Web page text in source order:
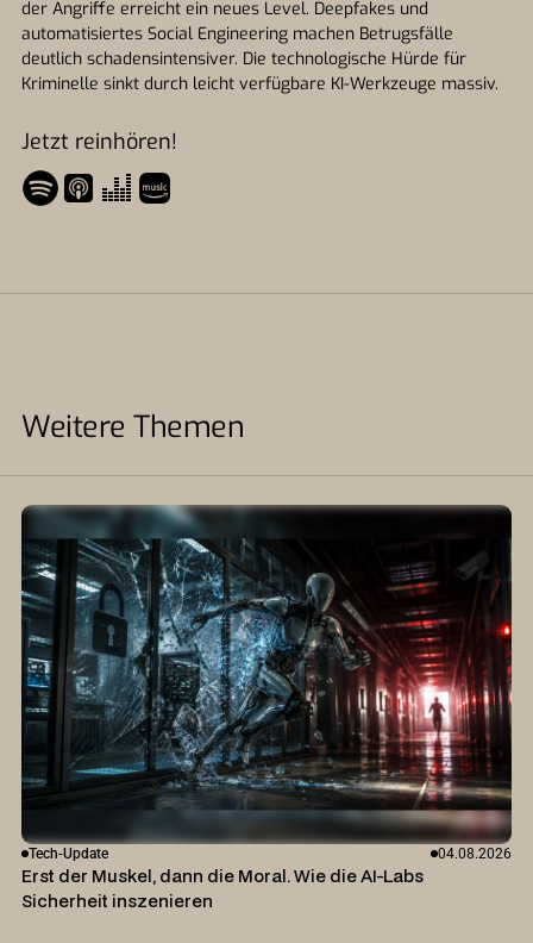
der Angriffe erreicht ein neues Level. Deepfakes und
automatisiertes Social Engineering machen Betrugsfälle
deutlich schadensintensiver. Die technologische Hürde für
Kriminelle sinkt durch leicht verfügbare KI-Werkzeuge massiv.
Jetzt reinhören!
Weitere Themen
Tech-Update 04.08.2026
Erst der Muskel, dann die Moral. Wie die AI-Labs
Sicherheit inszenieren